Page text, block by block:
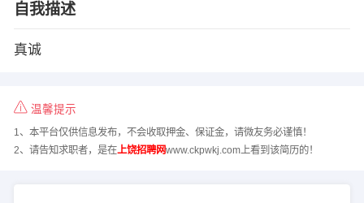
自我描述
真诚
温馨提示
1、本平台仅供信息发布，不会收取押金、保证金，请微友务必谨慎！
2、请告知求职者，是在上饶招聘网www.ckpwkj.com上看到该简历的！